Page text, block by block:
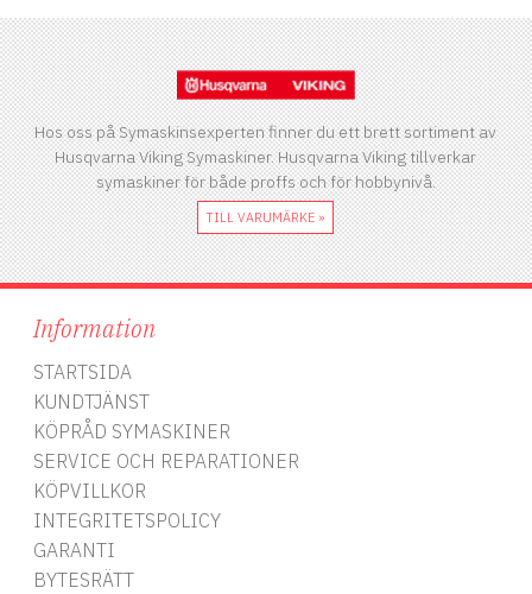
Hos oss på Symaskinsexperten finner du ett brett sortiment av
Husqvarna Viking Symaskiner. Husqvarna Viking tillverkar
symaskiner för både proffs och för hobbynivå.
TILL VARUMÄRKE »
Information
STARTSIDA
KUNDTJÄNST
KÖPRÅD SYMASKINER
SERVICE OCH REPARATIONER
KÖPVILLKOR
INTEGRITETSPOLICY
GARANTI
BYTESRÄTT